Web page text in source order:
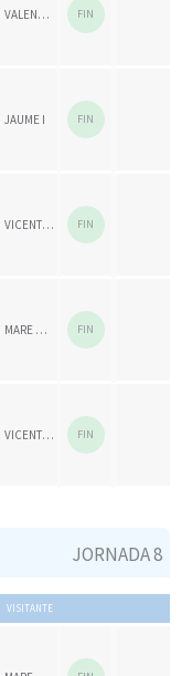
VALENCIA CH 2024 FIN
JAUME I FIN
VICENTE GAOS FIN
MARE NOSTRUM FIN
VICENTE GAOS FIN
JORNADA 8
VISITANTE